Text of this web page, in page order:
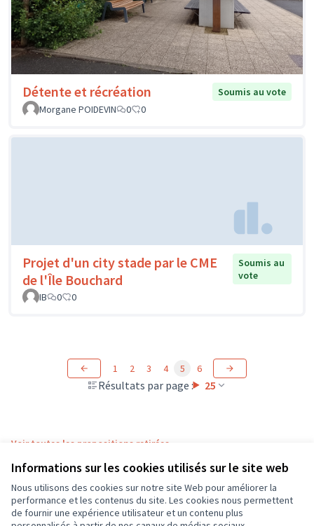
Informations sur les cookies utilisés sur le site web
Nous utilisons des cookies sur notre site Web pour améliorer la
performance et les contenus du site. Les cookies nous permettent
de fournir une expérience utilisateur et un contenu plus
Détente et récréation
Soumis au vote
Morgane POIDEVIN
0 0
Projet d'un city stade par le CME
de l'Île Bouchard
Soumis au
vote
IB
0 0
Résultats par page : 25
1 2 3 4 5 6
Voir toutes les propositions retirées
Conditions d'utilisation
Paramètres des cookies
CD37 sur XCD37 sur Facebook
CD37 sur Instagram
CD37 sur YouTube